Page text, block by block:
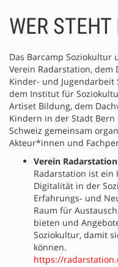
WER
Das Barcamp
Verein Radarstation, dem
Kinder- und Jugendarbeit
dem Institut für
Artiset Bildung, dem
Kindern in der Stadt Bern
Schweiz gemeinsam
Akteur*innen und
Verein Radarstation
Radarstation ist ein
Digitalität in der
Erfahrungs- und
Raum für
bieten und
Soziokultur, damit
können.
https://